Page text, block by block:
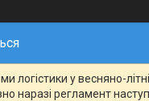
логістики у весняно-
наразі регламент